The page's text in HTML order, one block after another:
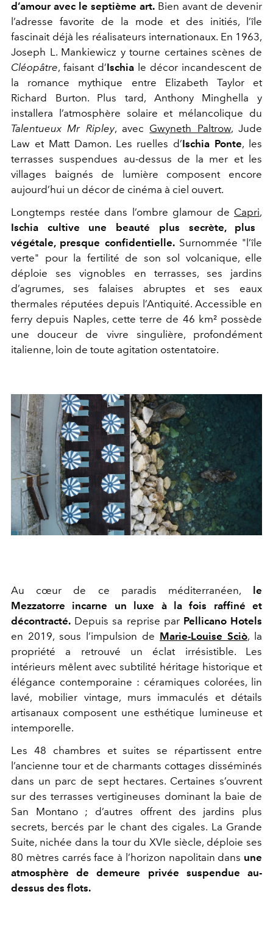
d’amour avec le septième art. Bien avant de devenir
l’adresse favorite de la mode et des initiés, l’île
fascinait déjà les réalisateurs internationaux. En 1963,
Joseph L. Mankiewicz y tourne certaines scènes de
Cléopâtre, faisant d’Ischia le décor incandescent de
la romance mythique entre Elizabeth Taylor et
Richard Burton. Plus tard, Anthony Minghella y
installera l’atmosphère solaire et mélancolique du
Talentueux Mr Ripley, avec Gwyneth Paltrow, Jude
Law et Matt Damon. Les ruelles d’Ischia Ponte, les
terrasses suspendues au-dessus de la mer et les
villages baignés de lumière composent encore
aujourd’hui un décor de cinéma à ciel ouvert.
Longtemps restée dans l’ombre glamour de Capri,
Ischia cultive une beauté plus secrète, plus
végétale, presque confidentielle.Surnommée "l’île
verte" pour la fertilité de son sol volcanique, elle
déploie ses vignobles en terrasses, ses jardins
d’agrumes, ses falaises abruptes et ses eaux
thermales réputées depuis l’Antiquité. Accessible en
ferry depuis Naples, cette terre de 46 km² possède
une douceur de vivre singulière, profondément
italienne, loin de toute agitation ostentatoire.
Au cœur de ce paradis méditerranéen, le
Mezzatorre incarne un luxe à la fois raffiné et
décontracté. Depuis sa reprise par Pellicano Hotels
en 2019, sous l’impulsion de Marie-Louise Sciò, la
propriété a retrouvé un éclat irrésistible. Les
intérieurs mêlent avec subtilité héritage historique et
élégance contemporaine : céramiques colorées, lin
lavé, mobilier vintage, murs immaculés et détails
artisanaux composent une esthétique lumineuse et
intemporelle.
Les 48 chambres et suites se répartissent entre
l’ancienne tour et de charmants cottages disséminés
dans un parc de sept hectares. Certaines s’ouvrent
sur des terrasses vertigineuses dominant la baie de
San Montano ; d’autres offrent des jardins plus
secrets, bercés par le chant des cigales. La Grande
Suite, nichée dans la tour du XVIe siècle, déploie ses
80 mètres carrés face à l’horizon napolitain dans une
atmosphère de demeure privée suspendue au-
dessus des flots.